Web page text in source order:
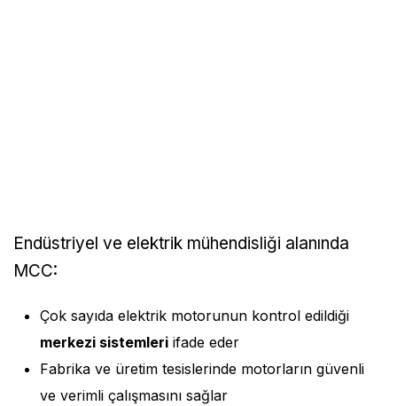
Endüstriyel ve elektrik mühendisliği alanında
MCC:
Çok sayıda elektrik motorunun kontrol edildiği
merkezi sistemleri ifade eder
Fabrika ve üretim tesislerinde motorların güvenli
ve verimli çalışmasını sağlar